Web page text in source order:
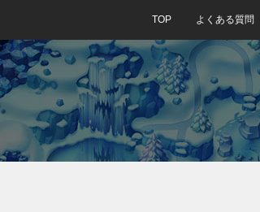
TOP よくある質問